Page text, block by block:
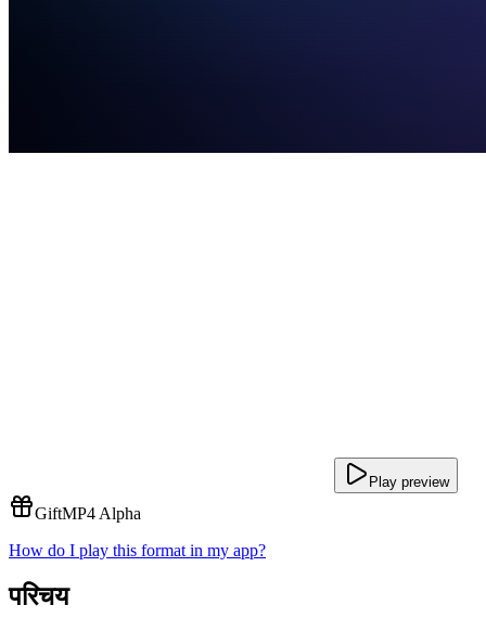
Play preview
GiftMP4 Alpha
How do I play this format in my app?
परिचय